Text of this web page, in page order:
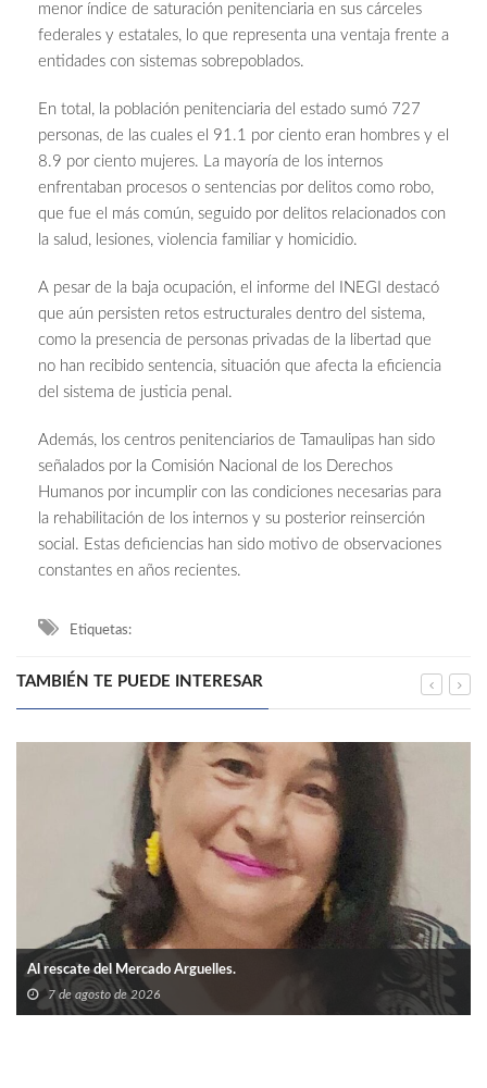
menor índice de saturación penitenciaria en sus cárceles
federales y estatales, lo que representa una ventaja frente a
entidades con sistemas sobrepoblados.
En total, la población penitenciaria del estado sumó 727
personas, de las cuales el 91.1 por ciento eran hombres y el
8.9 por ciento mujeres. La mayoría de los internos
enfrentaban procesos o sentencias por delitos como robo,
que fue el más común, seguido por delitos relacionados con
la salud, lesiones, violencia familiar y homicidio.
A pesar de la baja ocupación, el informe del INEGI destacó
que aún persisten retos estructurales dentro del sistema,
como la presencia de personas privadas de la libertad que
no han recibido sentencia, situación que afecta la eficiencia
del sistema de justicia penal.
Además, los centros penitenciarios de Tamaulipas han sido
señalados por la Comisión Nacional de los Derechos
Humanos por incumplir con las condiciones necesarias para
la rehabilitación de los internos y su posterior reinserción
social. Estas deficiencias han sido motivo de observaciones
constantes en años recientes.
Etiquetas:
TAMBIÉN TE PUEDE INTERESAR
Al rescate del Mercado Arguelles.
7 de agosto de 2026